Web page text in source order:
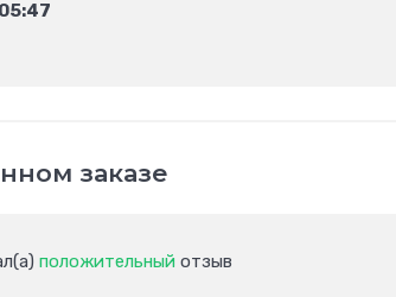
заказе
положительный отзыв